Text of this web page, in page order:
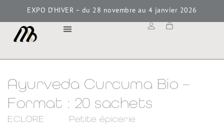
EXPO D’HIVER – du 28 novembre au 4 janvier 2026
Ayurveda Curcuma Bio –
Format : 20 sachets
ECLORE Petite épicerie